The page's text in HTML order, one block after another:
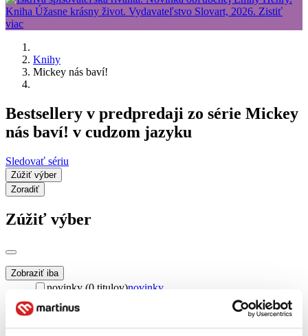
Knihy
Mickey nás baví!
Bestsellery v predpredaji zo série Mickey
nás baví! v cudzom jazyku
Sledovať sériu
Zúžiť výber
Zoradiť
Zúžiť výber
Zobraziť iba
novinky (0 titulov)novinky
zľavnené tituly (0 titulov)
Dostupnosť